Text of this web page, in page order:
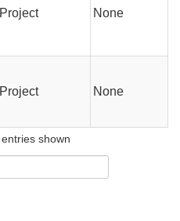
Project None
Project None
entries shown